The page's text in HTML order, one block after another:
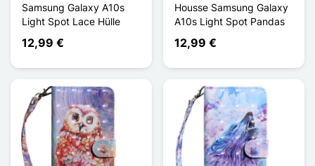
Samsung Galaxy A10s
Light Spot Lace Hülle
12,99 €
Housse Samsung Galaxy
A10s Light Spot Pandas
12,99 €